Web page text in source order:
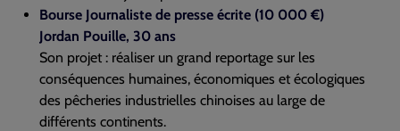
Bourse Journaliste de presse écrite (10 000 €)
Jordan Pouille, 30 ans
Son projet : réaliser un grand reportage sur les
conséquences humaines, économiques et écologiques
des pêcheries industrielles chinoises au large de
différents continents.